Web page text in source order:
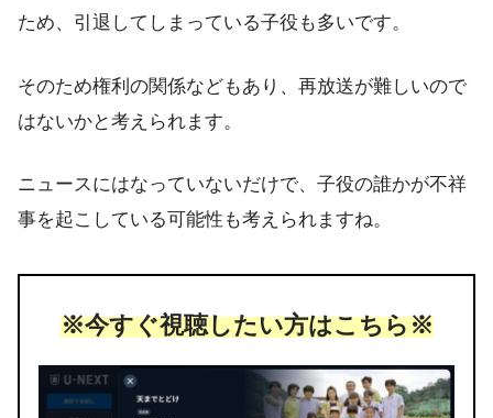
ため、引退してしまっている子役も多いです。
そのため権利の関係などもあり、再放送が難しいので
はないかと考えられます。
ニュースにはなっていないだけで、子役の誰かが不祥
事を起こしている可能性も考えられますね。
※今すぐ視聴したい方はこちら※